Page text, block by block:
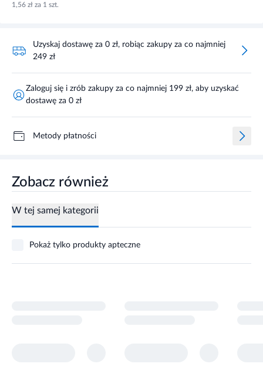
1,56 zł za 1 szt.
Uzyskaj dostawę za 0 zł, robiąc zakupy za co najmniej
249 zł
Zaloguj się i zrób zakupy za co najmniej 199 zł, aby uzyskać
dostawę za 0 zł
Metody płatności
Zobacz również
W tej samej kategorii
Pokaż tylko produkty apteczne